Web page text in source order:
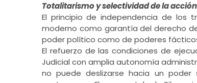
Totalitarismo y selectividad de la
El principio de independencia de los
moderno como garantía del derecho
poder político como de poderes
El refuerzo de las condiciones de
Judicial con amplia autonomía
no puede deslizarse hacia un